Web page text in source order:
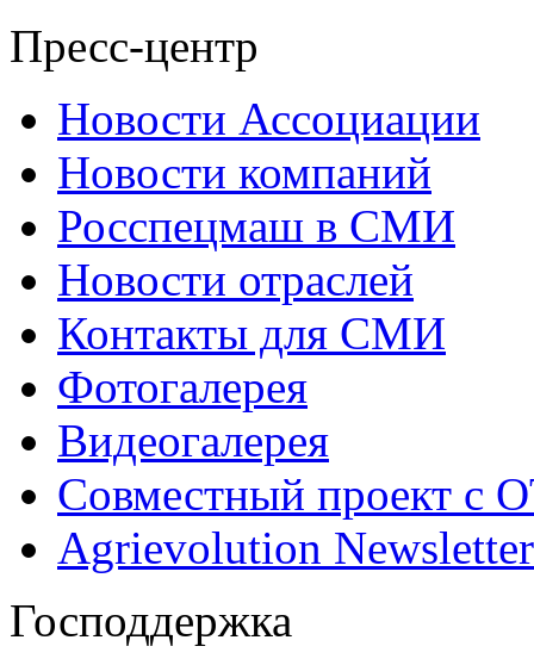
Пресс-центр
Новости Ассоциации
Новости компаний
Росспецмаш в СМИ
Новости отраслей
Контакты для СМИ
Фотогалерея
Видеогалерея
Совместный проект с
Agrievolution Newsletter
Господдержка